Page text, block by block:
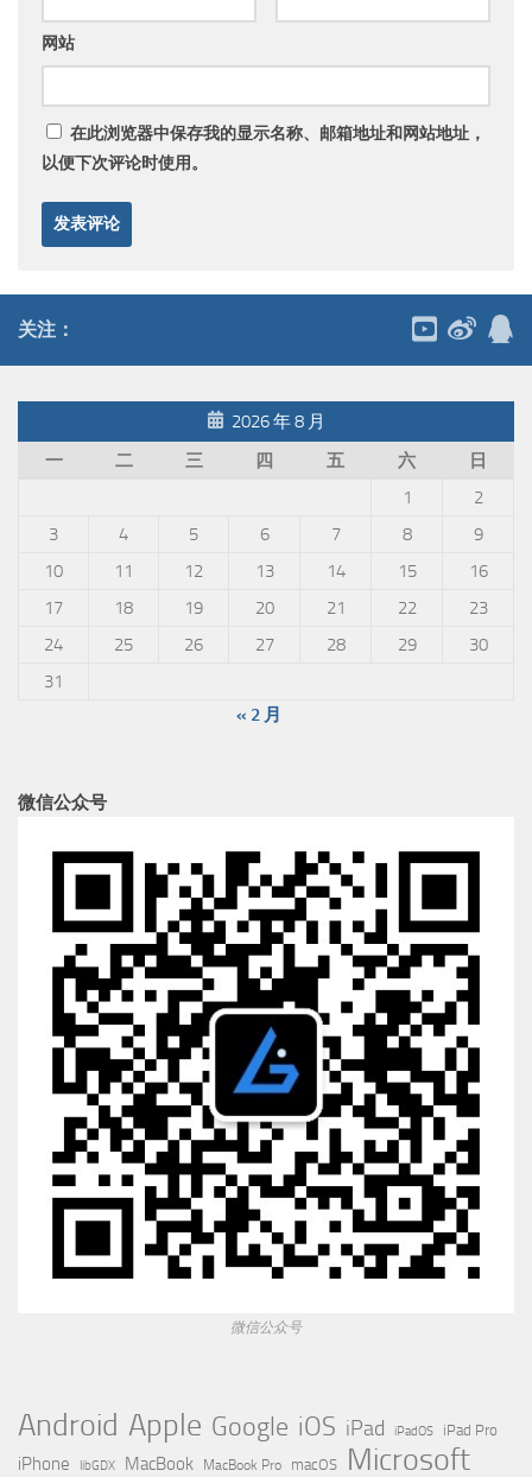
网站
在此浏览器中保存我的显示名称、邮箱地址和网站地址，
以便下次评论时使用。
关注：
2026 年 8 月
一
二 三 四 五 六
日
1
2
3
4 5 6 7 8
9
10
11 12 13 14 15
16
17
18 19 20 21 22
23
24
25 26 27 28 29
30
31
« 2 月
微信公众号
微信公众号
Android Apple Google iOS iPad iPadOS iPad Pro
iPhone libGDX MacBook MacBook Pro macOS Microsoft